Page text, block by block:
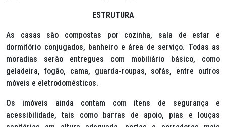
ESTRUTURA
As casas são compostas por cozinha, sala de estar e
dormitório conjugados, banheiro e área de serviço. Todas as
moradias serão entregues com mobiliário básico, como
geladeira, fogão, cama, guarda-roupas, sofás, entre outros
móveis e eletrodomésticos.
Os imóveis ainda contam com itens de segurança e
acessibilidade, tais como barras de apoio, pias e louças